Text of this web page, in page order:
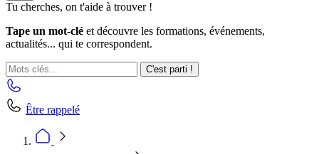
Tu cherches, on t'aide à trouver !
Tape un mot-clé et découvre les formations, événements,
actualités... qui te correspondent.
C'est parti !
Être rappelé